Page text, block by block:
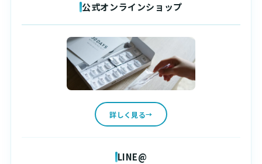
公式オンラインショップ
詳しく見る
LINE@